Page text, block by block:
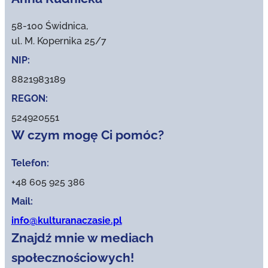
58-100 Świdnica,
ul. M. Kopernika 25/7
NIP:
8821983189
REGON:
524920551
W czym mogę Ci pomóc?
Telefon:
+48 605 925 386
Mail:
info@kulturanaczasie.pl
Znajdź mnie w mediach
społecznościowych!